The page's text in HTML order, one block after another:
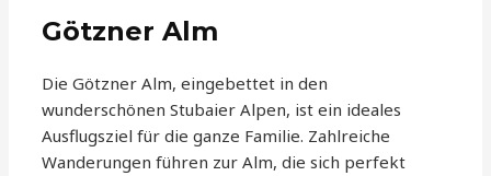
Götzner Alm
Die Götzner Alm, eingebettet in den
wunderschönen Stubaier Alpen, ist ein ideales
Ausflugsziel für die ganze Familie. Zahlreiche
Wanderungen führen zur Alm, die sich perfekt